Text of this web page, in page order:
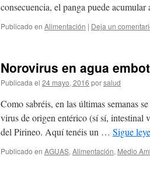
consecuencia, el panga puede
Publicado en Alimentación | Deja un
Norovirus en agua
Publicada el 24 mayo, 2016 porsalud
Como sabréis, en las últimas semanas
virus de origen entérico (sí sí, intestinal
del Pirineo. Aquí tenéis un … Sigue
Publicado en AGUAS, Alimentación, Medio